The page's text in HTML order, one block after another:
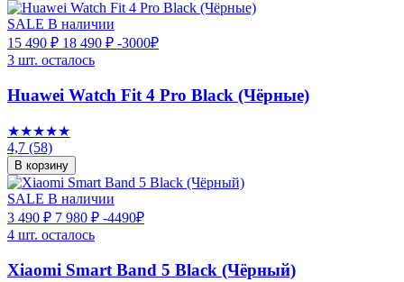
SALE В наличии
15 490 ₽ 18 490 ₽ -3000₽
3 шт. осталось
Huawei Watch Fit 4 Pro Black (Чёрные)
★★★★★
4,7 (58)
В корзину
SALE В наличии
3 490 ₽ 7 980 ₽ -4490₽
4 шт. осталось
Xiaomi Smart Band 5 Black (Чёрный)